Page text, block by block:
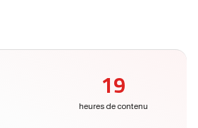
19
heures de contenu